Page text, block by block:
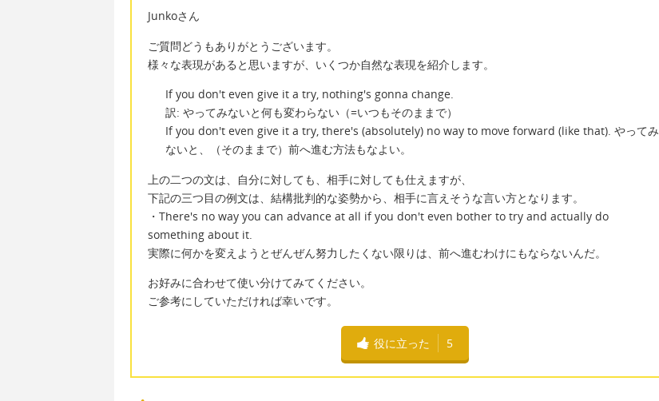
Junkoさん
ご質問どうもありがとうございます。
様々な表現があると思いますが、いくつか自然な表現を紹介します。
If you don't even give it a try, nothing's gonna change.
訳: やってみないと何も変わらない（=いつもそのままで）
If you don't even give it a try, there's (absolutely) no way to move forward (like that). やってみ
ないと、（そのままで）前へ進む方法もなよい。
上の二つの文は、自分に対しても、相手に対しても仕えますが、
下記の三つ目の例文は、結構批判的な姿勢から、相手に言えそうな言い方となります。
・There's no way you can advance at all if you don't even bother to try and actually do
something about it.
実際に何かを変えようとぜんぜん努力したくない限りは、前へ進むわけにもならないんだ。
お好みに合わせて使い分けてみてください。
ご参考にしていただければ幸いです。
役に立った 5